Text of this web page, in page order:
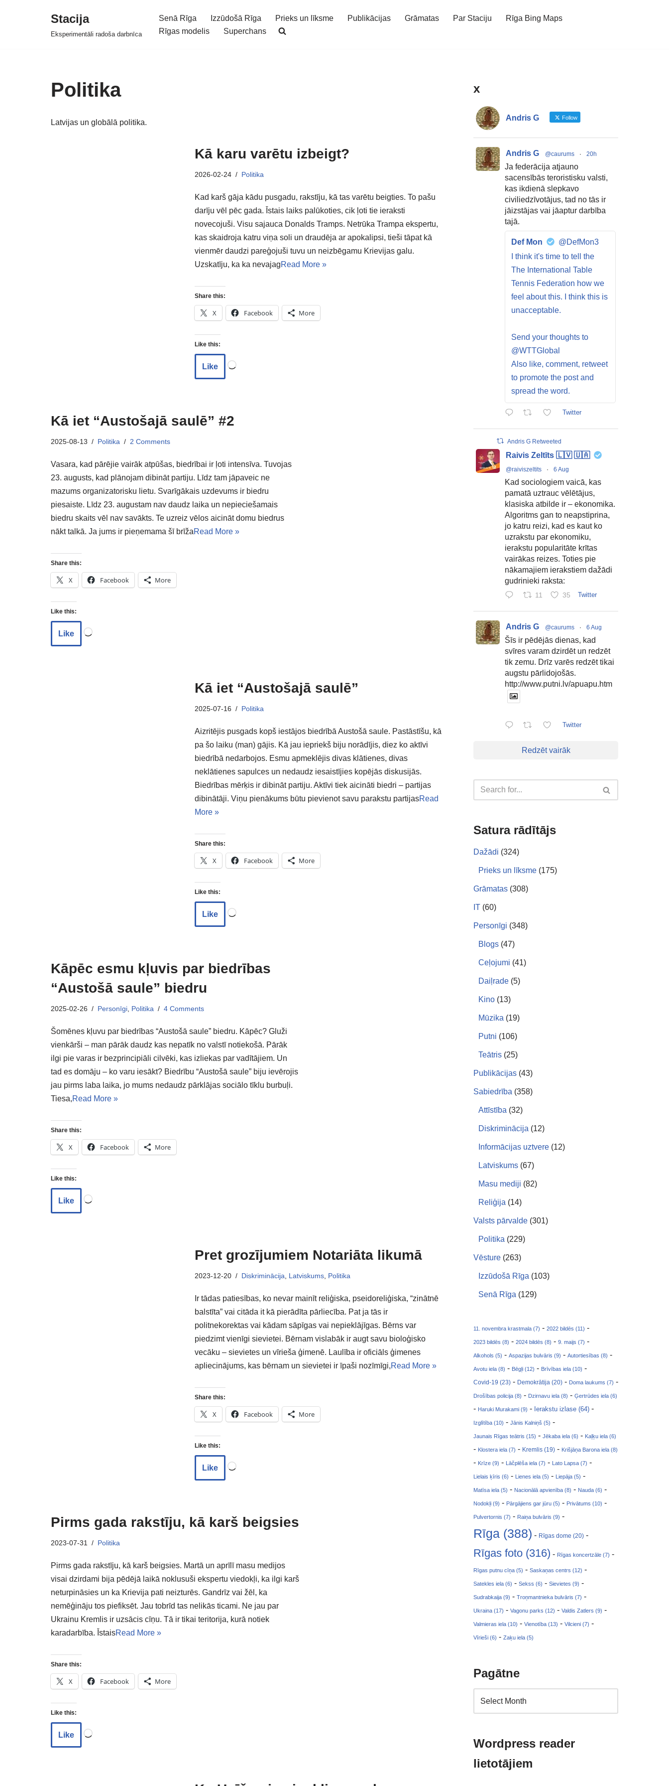
Stacija
Eksperimentāli radoša darbnīca
Senā Rīga Izzūdošā Rīga Prieks un līksme Publikācijas Grāmatas Par Staciju
Rīga Bing Maps
Rīgas modelis
Superchans
Politika
Latvijas un globālā politika.
Kā karu varētu izbeigt?
2026-02-24 Politika
Kad karš gāja kādu pusgadu, rakstīju, kā tas varētu beigties. To pašu
darīju vēl pēc gada. Īstais laiks palūkoties, cik ļoti tie ieraksti
novecojuši. Visu sajauca Donalds Tramps. Netrūka Trampa ekspertu,
kas skaidroja katru viņa soli un draudēja ar apokalipsi, tieši tāpat kā
vienmēr daudzi pareģojuši tuvu un neizbēgamu Krievijas galu.
Uzskatīju, ka ka nevajagRead More »
Share this:
X Facebook More
Like this:
Like
Kā iet “Austošajā saulē” #2
2025-08-13 Politika 2 Comments
Vasara, kad pārējie vairāk atpūšas, biedrībai ir ļoti intensīva. Tuvojas
23. augusts, kad plānojam dibināt partiju. Līdz tam jāpaveic ne
mazums organizatorisku lietu. Svarīgākais uzdevums ir biedru
piesaiste. Līdz 23. augustam nav daudz laika un nepieciešamais
biedru skaits vēl nav savākts. Te uzreiz vēlos aicināt domu biedrus
nākt talkā. Ja jums ir pieņemama šī brīžaRead More »
Share this:
X Facebook More
Like this:
Like
Kā iet “Austošajā saulē”
2025-07-16 Politika
Aizritējis pusgads kopš iestājos biedrībā Austošā saule. Pastāstīšu, kā
pa šo laiku (man) gājis. Kā jau iepriekš biju norādījis, diez ko aktīvi
biedrībā nedarbojos. Esmu apmeklējis divas klātienes, divas
neklātienes sapulces un nedaudz iesaistījies kopējās diskusijās.
Biedrības mērķis ir dibināt partiju. Aktīvi tiek aicināti biedri – partijas
dibinātāji. Viņu pienākums būtu pievienot savu parakstu partijasRead
More »
Share this:
X Facebook More
Like this:
Like
Kāpēc esmu kļuvis par biedrības
“Austošā saule” biedru
2025-02-26 Personīgi Politika 4 Comments
Šomēnes kļuvu par biedrības “Austošā saule” biedru. Kāpēc? Gluži
vienkārši – man pārāk daudz kas nepatīk no valstī notiekošā. Pārāk
ilgi pie varas ir bezprincipiāli cilvēki, kas izliekas par vadītājiem. Un
tad es domāju – ko varu iesākt? Biedrību “Austošā saule” biju ievērojis
jau pirms laba laika, jo mums nedaudz pārklājas sociālo tīklu burbuļi.
Tiesa,Read More »
Share this:
X Facebook More
Like this:
Like
Pret grozījumiem Notariāta likumā
2023-12-20 Diskriminācija Latviskums Politika
Ir tādas patiesības, ko nevar mainīt reliģiska, pseidoreliģiska, “zinātnē
balstīta” vai citāda it kā pierādīta pārliecība. Pat ja tās ir
politnekorektas vai kādam sāpīgas vai nepieklājīgas. Bērns var
piedzimt vienīgi sievietei. Bērnam vislabāk ir augt savu bioloģisko
vecāku – sievietes un vīrieša ģimenē. Laulība ir oficiāls ģimenes
apliecinājums, kas bērnam un sievietei ir īpaši nozīmīgi,Read More »
Share this:
X Facebook More
Like this:
Like
Pirms gada rakstīju, kā karš beigsies
2023-07-31 Politika
Pirms gada rakstīju, kā karš beigsies. Martā un aprīlī masu medijos
visai dzirdami bija pēdējā laikā noklusuši ekspertu viedokļi, ka ilgi karš
neturpināsies un ka Krievija pati neizturēs. Gandrīz vai žēl, ka
nemēģināju tos piefiksēt. Jau tobrīd tas nelikās ticami. Ne jau par
Ukrainu Kremlis ir uzsācis cīņu. Tā ir tikai teritorija, kurā notiek
karadarbība. ĪstaisRead More »
Share this:
X Facebook More
Like this:
Like
x
Andris G Follow
Andris G @caurums · 20h
Ja federācija atjauno
sacensībās teroristisku valsti,
kas ikdienā slepkavo
civiliedzīvotājus, tad no tās ir
jāizstājas vai jāaptur darbība
tajā.
Def Mon
@DefMon3
I think it's time to tell the
The International Table
Tennis Federation how we
feel about this. I think this is
unacceptable.
Send your thoughts to
@WTTGlobal
Also like, comment, retweet
to promote the post and
spread the word.
Twitter
Andris G Retweeted
Raivis Zeltīts 🇱🇻 🇺🇦
@raiviszeltits · 6 Aug
Kad sociologiem vaicā, kas
pamatā uztrauc vēlētājus,
klasiska atbilde ir – ekonomika.
Algoritms gan to neapstiprina,
jo katru reizi, kad es kaut ko
uzrakstu par ekonomiku,
ierakstu popularitāte krītas
vairākas reizes. Toties pie
nākamajiem ierakstiem dažādi
gudrinieki raksta:
11 35 Twitter
Andris G @caurums · 6 Aug
Šīs ir pēdējās dienas, kad
svīres varam dzirdēt un redzēt
tik zemu. Drīz varēs redzēt tikai
augstu pārlidojošās.
http://www.putni.lv/apuapu.htm
Twitter
Redzēt vairāk
Satura rādītājs
Dažādi (324)
Prieks un līksme (175)
Grāmatas (308)
IT (60)
Personīgi (348)
Blogs (47)
Ceļojumi (41)
Daiļrade (5)
Kino (13)
Mūzika (19)
Putni (106)
Teātris (25)
Publikācijas (43)
Sabiedrība (358)
Attīstība (32)
Diskriminācija (12)
Informācijas uztvere (12)
Latviskums (67)
Masu mediji (82)
Reliģija (14)
Valsts pārvalde (301)
Politika (229)
Vēsture (263)
Izzūdošā Rīga (103)
Senā Rīga (129)
11. novembra krastmala (7) - 2022 bildēs (11) -
2023 bildēs (8) - 2024 bildēs (8) - 9. maijs (7) -
Alkohols (5) - Aspazijas bulvāris (9) - Autortiesības (8) -
Avotu iela (8) - Bēgļi (12) - Brīvības iela (10) -
Covid-19 (23) - Demokrātija (20) - Doma laukums (7) -
Drošības policija (8) - Dzirnavu iela (8) - Ģertrūdes iela (6)
- Haruki Murakami (9) - Ierakstu izlase (64) -
Izglītība (10) - Jānis Kalniņš (5) -
Jaunais Rīgas teātris (15) - Jēkaba iela (6) - Kaļķu iela (6)
- Klostera iela (7) - Kremlis (19) - Krišjāņa Barona iela (8)
- Krīze (9) - Lāčplēša iela (7) - Lato Lapsa (7) -
Lielais ķīris (6) - Lienes iela (5) - Liepāja (5) -
Matīsa iela (5) - Nacionālā apvienība (8) - Nauda (6) -
Nodokļi (9) - Pārgājiens gar jūru (5) - Privātums (10) -
Pulvertornis (7) - Raiņa bulvāris (9) -
Rīga (388) - Rīgas dome (20) -
Rīgas foto (316) - Rīgas koncertzāle (7) -
Rīgas putnu cīņa (5) - Saskaņas centrs (12) -
Satekles iela (6) - Sekss (6) - Sievietes (9) -
Sudrabkaija (9) - Troņmantnieka bulvāris (7) -
Ukraina (17) - Vagonu parks (12) - Valdis Zatlers (9) -
Valmieras iela (10) - Vienotība (13) - Vilcieni (7) -
Vīrieši (6) - Zaķu iela (5)
Pagātne
Wordpress reader
lietotājiem